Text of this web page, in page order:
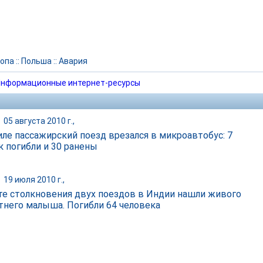
:: Польша :: Авария
интернет-ресурсы
05 августа 2010 г.,
пассажирский поезд врезался в микроавтобус: 7
погибли и 30 ранены
19 июля 2010 г.,
столкновения двух поездов в Индии нашли живого
малыша. Погибли 64 человека